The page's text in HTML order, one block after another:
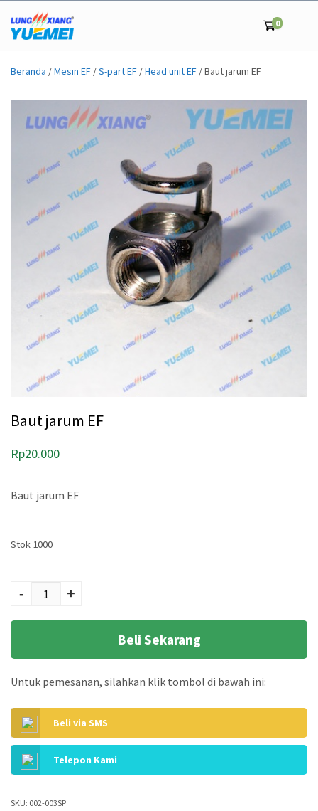
0
Beranda /Mesin EF /S-part EF /Head unit EF / Baut jarum EF
Baut jarum EF
Rp20.000
Baut jarum EF
Stok 1000
jarum EF
- +
Beli Sekarang
Untuk pemesanan, silahkan klik tombol di bawah ini:
Beli via SMS
Telepon Kami
SKU: 002-003SP